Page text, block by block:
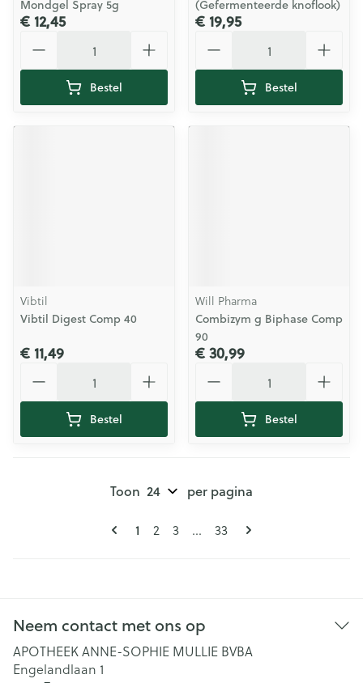
Mondgel Spray 5g
€ 12,45
Bestel
(Gefermenteerde knoflook)
€ 19,95
Bestel
Vibtil
Vibtil Digest Comp 40
€ 11,49
Bestel
Will Pharma
Combizym g Biphase Comp
90
€ 30,99
Bestel
Pagina's
U lees momenteel pagina
1 Pagina
2 Pagina
3 ... Pagina
33
Toon per pagina
Neem contact met ons op
APOTHEEK ANNE-SOPHIE MULLIE BVBA
Engelandlaan 1